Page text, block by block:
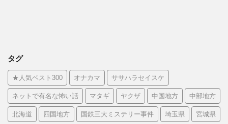
タグ
★人気ベスト300 オナカマ ササハラセイスケ
ネットで有名な怖い話 マタギ ヤクザ 中国地方 中部地方
北海道 四国地方 国鉄三大ミステリー事件 埼玉県 宮城県